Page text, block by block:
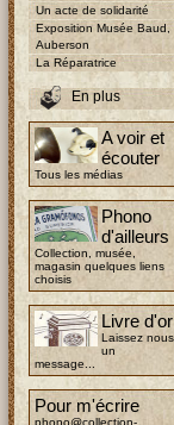
Un acte de solidarité
Exposition Musée Baud,
Auberson
La Réparatrice
En plus
A voir et
écouter
Tous les médias
Phono
d'ailleurs
Collection, musée,
magasin quelques liens
choisis
Livre d'or
Laissez nous
un
message...
Pour m'écrire
phono@collection-